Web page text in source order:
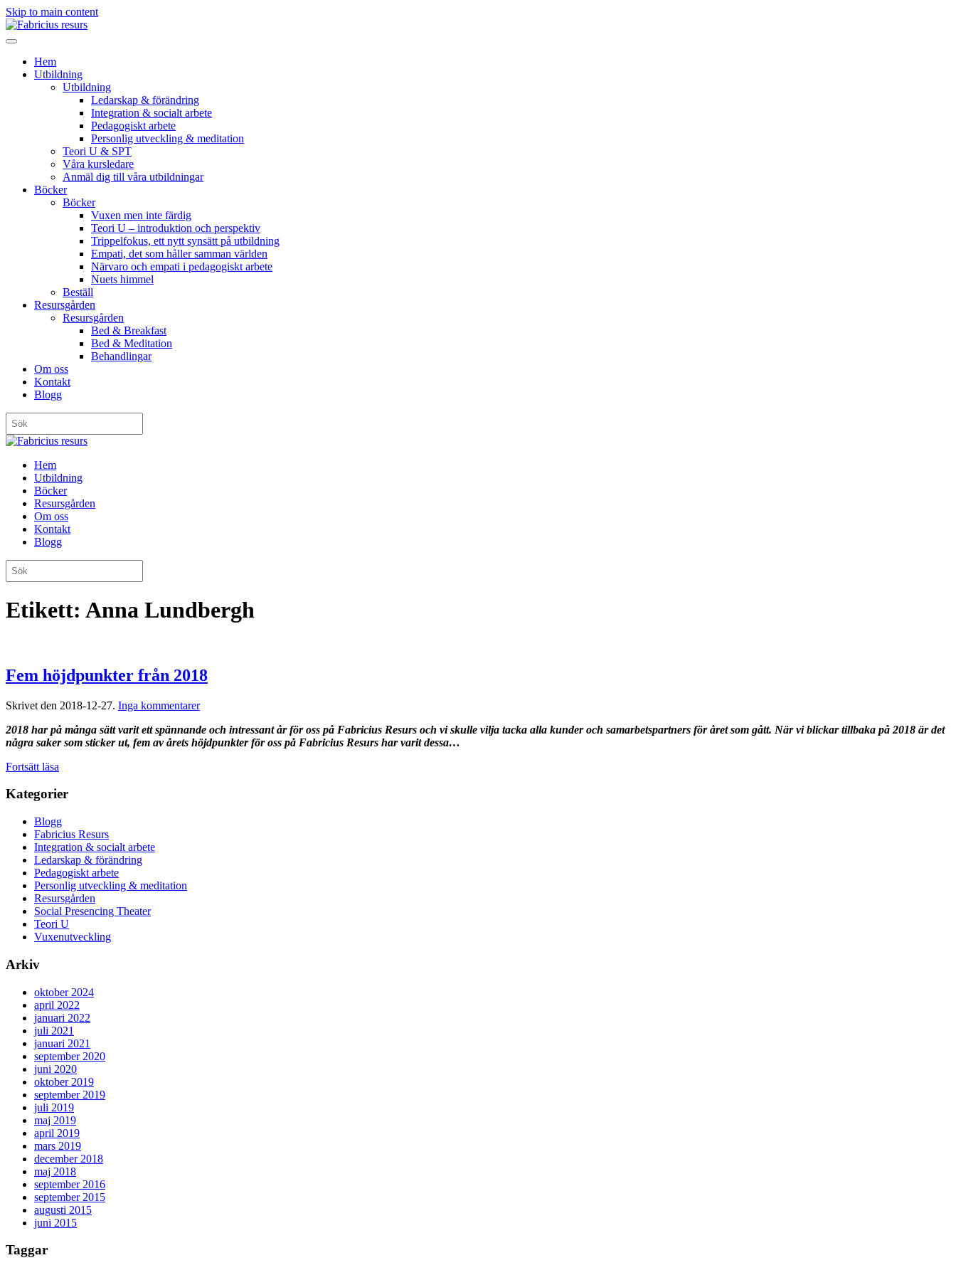
Skip to main content
Hem
Utbildning
Utbildning
Ledarskap & förändring
Integration & socialt arbete
Pedagogiskt arbete
Personlig utveckling & meditation
Teori U & SPT
Våra kursledare
Anmäl dig till våra utbildningar
Böcker
Böcker
Vuxen men inte färdig
Teori U – introduktion och perspektiv
Trippelfokus, ett nytt synsätt på utbildning
Empati, det som håller samman världen
Närvaro och empati i pedagogiskt arbete
Nuets himmel
Beställ
Resursgården
Resursgården
Bed & Breakfast
Bed & Meditation
Behandlingar
Om oss
Kontakt
Blogg
Hem
Utbildning
Böcker
Resursgården
Om oss
Kontakt
Blogg
Etikett: Anna Lundbergh
Fem höjdpunkter från 2018
Skrivet den 2018-12-27. Inga kommentarertill
höjdpunkter
från
2018 har på många sätt varit ett spännande och intressant år för oss på Fabricius Resurs och vi skulle vilja tacka alla kunder och samarbetspartners för året som gått. När vi blickar tillbaka på 2018 är det
några saker som sticker ut, fem av årets höjdpunkter för oss på Fabricius Resurs har varit dessa…
Fortsätt läsa
Kategorier
Blogg
Fabricius Resurs
Integration & socialt arbete
Ledarskap & förändring
Pedagogiskt arbete
Personlig utveckling & meditation
Resursgården
Social Presencing Theater
Teori U
Vuxenutveckling
Arkiv
oktober 2024
april 2022
januari 2022
juli 2021
januari 2021
september 2020
juni 2020
oktober 2019
september 2019
juli 2019
maj 2019
april 2019
mars 2019
december 2018
maj 2018
september 2016
september 2015
augusti 2015
juni 2015
Taggar